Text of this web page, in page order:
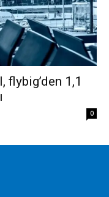
flybig’den 1,1
0